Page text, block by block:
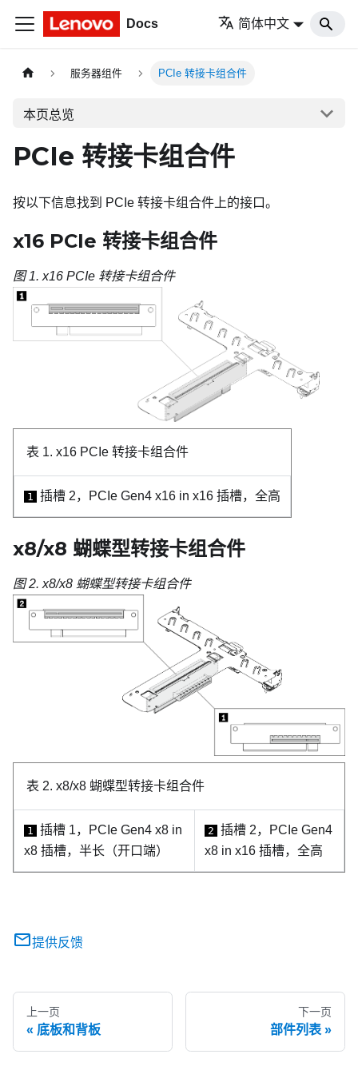
Docs 简体中文
服务器组件 PCIe 转接卡组合件
本页总览
PCIe 转接卡组合件
按以下信息找到 PCIe 转接卡组合件上的接口。
x16 PCIe 转接卡组合件
图 1. x16 PCIe 转接卡组合件
表 1. x16 PCIe 转接卡组合件
1 插槽 2，PCIe Gen4 x16 in x16 插槽，全高
x8/x8 蝴蝶型转接卡组合件
图 2. x8/x8 蝴蝶型转接卡组合件
表 2. x8/x8 蝴蝶型转接卡组合件
1
插槽 1，PCIe Gen4 x8 in
x8 插槽，半长（开口端）
2 插槽 2，PCIe Gen4
x8 in x16 插槽，全高
提供反馈
上一页
底板和背板
下一页
部件列表